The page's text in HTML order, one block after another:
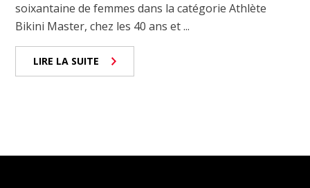
soixantaine de femmes dans la catégorie Athlète
Bikini Master, chez les 40 ans et ...
LIRE LA SUITE